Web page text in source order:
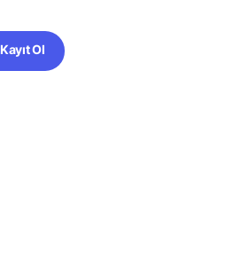
Kayıt Ol